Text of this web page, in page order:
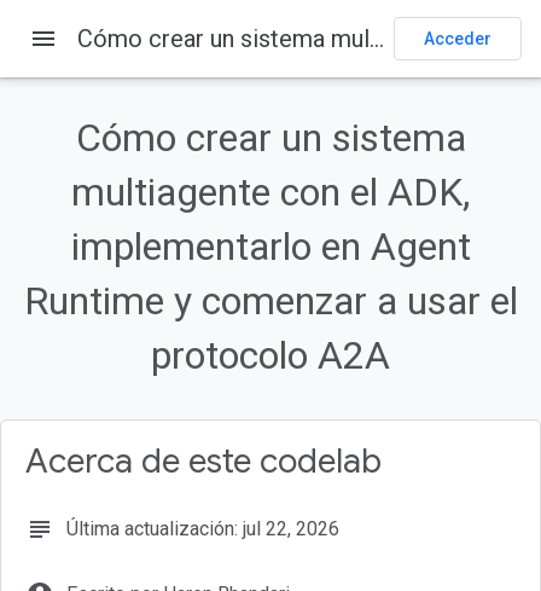
Qué aprenderás
Introducción a las APIs
Del prototipo a la producción
menu Cómo crear un sistema multiagente con el ADK, implementarlo en Agent Runtime y comenzar a usar el protocolo A2A Acceder
Cómo crear un sistema
multiagente con el ADK,
implementarlo en Agent
Runtime y comenzar a usar el
protocolo A2A
Acerca de este codelab
subject Última actualización: jul 22, 2026